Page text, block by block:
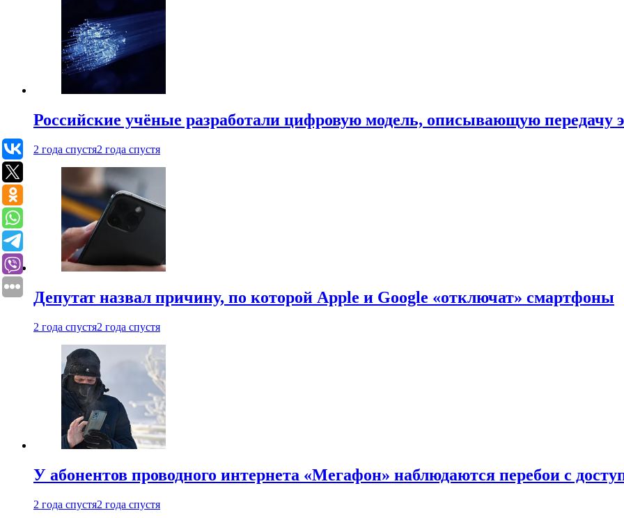
Российские учёные разработали цифровую модель, описывающую передачу
2 года спустя2 года спустя
Депутат назвал причину, по которой Apple и Google «отключат» смартфоны
2 года спустя2 года спустя
У абонентов проводного интернета «Мегафон» наблюдаются перебои с
2 года спустя2 года спустя